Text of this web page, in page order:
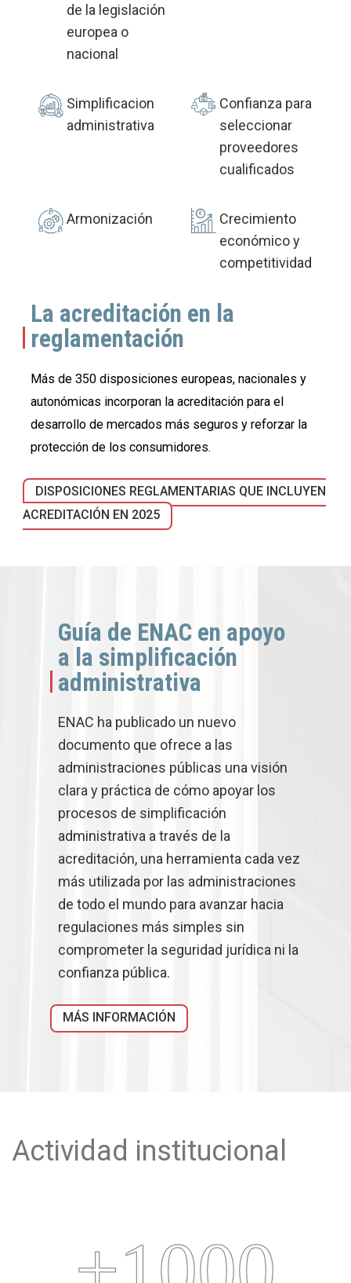
de la legislación
europea o
nacional
Simplificacion
administrativa
Confianza para
seleccionar
proveedores
cualificados
Armonización
Crecimiento
económico y
competitividad
La acreditación en la
reglamentación
Más de 350 disposiciones europeas, nacionales y
autonómicas incorporan la acreditación para el
desarrollo de mercados más seguros y reforzar la
protección de los consumidores.
DISPOSICIONES REGLAMENTARIAS QUE INCLUYEN
ACREDITACIÓN EN 2025
Guía de ENAC en apoyo
a la simplificación
administrativa
ENAC ha publicado un nuevo
documento que ofrece a las
administraciones públicas una visión
clara y práctica de cómo apoyar los
procesos de simplificación
administrativa a través de la
acreditación, una herramienta cada vez
más utilizada por las administraciones
de todo el mundo para avanzar hacia
regulaciones más simples sin
comprometer la seguridad jurídica ni la
confianza pública.
MÁS INFORMACIÓN
Actividad institucional